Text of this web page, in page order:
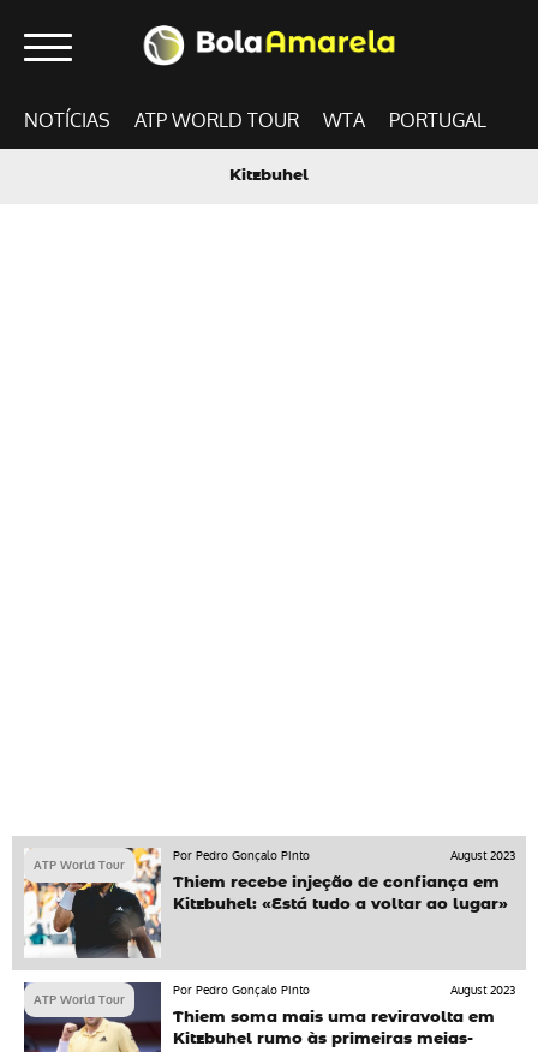
NOTÍCIAS ATP WORLD TOUR WTA PORTUGAL
Kitzbuhel
ATP World Tour
Por Pedro Gonçalo Pinto
August 2023
Thiem recebe injeção de confiança em
Kitzbuhel: «Está tudo a voltar ao lugar»
ATP World Tour
Por Pedro Gonçalo Pinto
August 2023
Thiem soma mais uma reviravolta em
Kitzbuhel rumo às primeiras meias-